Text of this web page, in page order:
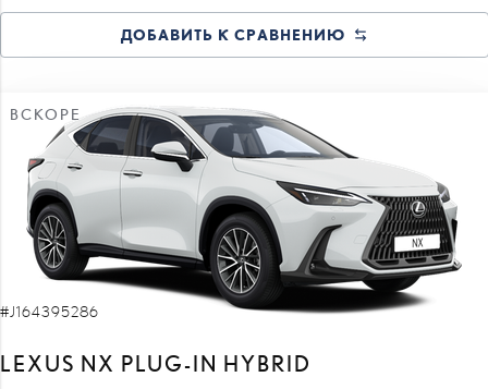
ДОБАВИТЬ К СРАВНЕНИЮ
ВСКОРЕ
#J164395286
LEXUS NX PLUG-IN HYBRID